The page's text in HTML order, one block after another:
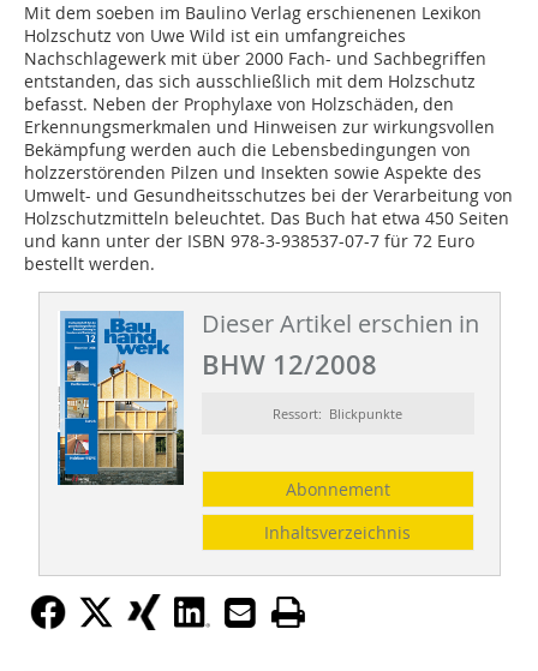
Mit dem soeben im Baulino Verlag erschienenen Lexikon
Holzschutz von Uwe Wild ist ein umfangreiches
Nachschlagewerk mit über 2000 Fach- und Sachbegriffen
entstanden, das sich ausschließlich mit dem Holzschutz
befasst. Neben der Prophylaxe von Holzschäden, den
Erkennungsmerkmalen und Hinweisen zur wirkungsvollen
Bekämpfung werden auch die Lebensbedingungen von
holzzerstörenden Pilzen und Insekten sowie Aspekte des
Umwelt- und Gesundheitsschutzes bei der Verarbeitung von
Holzschutzmitteln beleuchtet. Das Buch hat etwa 450 Seiten
und kann unter der ISBN 978-3-938537-07-7 für 72 Euro
bestellt werden.
Dieser Artikel erschien in
BHW 12/2008
Ressort: Blickpunkte
Abonnement
Inhaltsverzeichnis